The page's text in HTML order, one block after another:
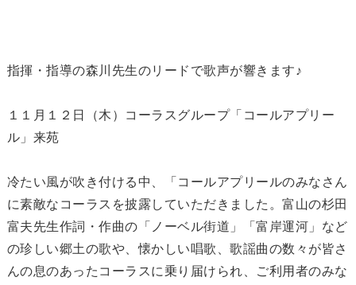
指揮・指導の森川先生のリードで歌声が響きます♪
１１月１２日（木）コーラスグループ「コールアプリー
ル」来苑
冷たい風が吹き付ける中、「コールアプリールのみなさん
に素敵なコーラスを披露していただきました。富山の杉田
富夫先生作詞・作曲の「ノーベル街道」「富岸運河」など
の珍しい郷土の歌や、懐かしい唱歌、歌謡曲の数々が皆さ
んの息のあったコーラスに乗り届けられ、ご利用者のみな